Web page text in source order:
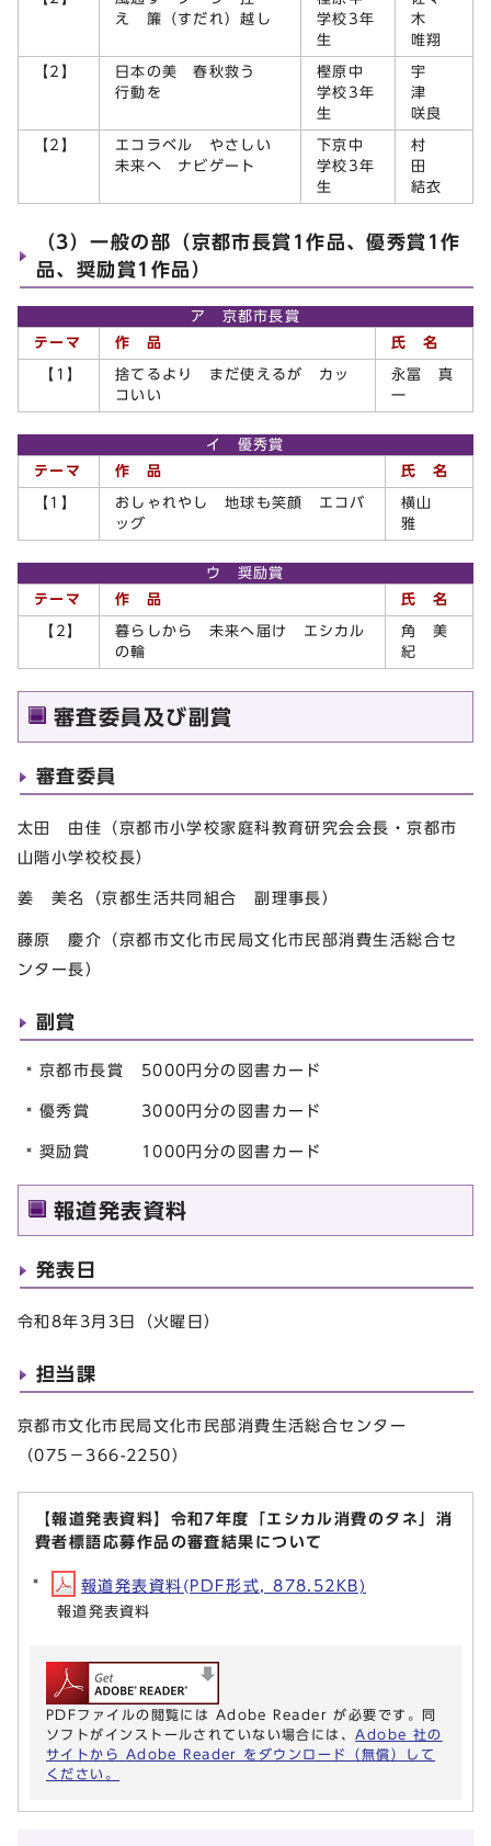
え 簾（すだれ）越し
学校3年
生
木
唯翔
【2】
日本の美 春秋救う
行動を
樫原中
学校3年
生
宇
津
咲良
【2】
エコラベル やさしい
未来へ ナビゲート
下京中
学校3年
生
村
田
結衣
（3）一般の部（京都市長賞1作品、優秀賞1作
品、奨励賞1作品）
ア 京都市長賞
テーマ
作 品 氏 名
【1】
捨てるより まだ使えるが カッ
コいい
永冨 真
一
イ 優秀賞
テーマ
作 品 氏 名
【1】
おしゃれやし 地球も笑顔 エコバ
ッグ
横山
雅
ウ 奨励賞
テーマ
作 品 氏 名
【2】
暮らしから 未来へ届け エシカル
の輪
角 美
紀
審査委員及び副賞
審査委員
太田 由佳（京都市小学校家庭科教育研究会会長・京都市
山階小学校校長）
姜 美名（京都生活共同組合 副理事長）
藤原 慶介（京都市文化市民局文化市民部消費生活総合セ
ンター長）
副賞
京都市長賞 5000円分の図書カード
優秀賞 3000円分の図書カード
奨励賞 1000円分の図書カード
報道発表資料
発表日
令和8年3月3日（火曜日）
担当課
京都市文化市民局文化市民部消費生活総合センター
（075－366-2250）
【報道発表資料】令和7年度「エシカル消費のタネ」消
費者標語応募作品の審査結果について
報道発表資料(PDF形式, 878.52KB)
報道発表資料
PDFファイルの閲覧には Adobe Reader が必要です。同
ソフトがインストールされていない場合には、 Adobe 社の
サイトから Adobe Reader をダウンロード（無償）して
ください。